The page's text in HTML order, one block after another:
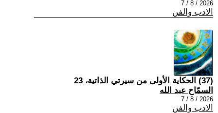
2026 / 8 / 7
الادب والفن
(37) الحكاية الأولى من سيرتي الذاتية، 23
السمّاح عبد الله
2026 / 8 / 7
الادب والفن